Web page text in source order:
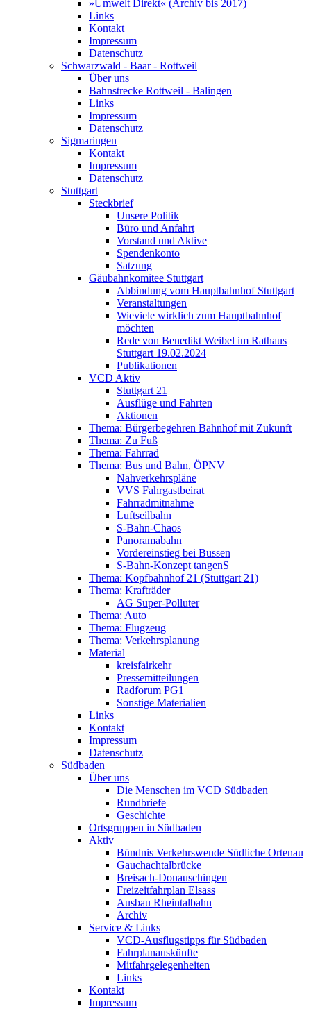
»Umwelt Direkt« (Archiv bis 2017)
Links
Kontakt
Impressum
Datenschutz
Schwarzwald - Baar - Rottweil
Über uns
Bahnstrecke Rottweil - Balingen
Links
Impressum
Datenschutz
Sigmaringen
Kontakt
Impressum
Datenschutz
Stuttgart
Steckbrief
Unsere Politik
Büro und Anfahrt
Vorstand und Aktive
Spendenkonto
Satzung
Gäubahnkomitee Stuttgart
Abbindung vom Hauptbahnhof Stuttgart
Veranstaltungen
Wieviele wirklich zum Hauptbahnhof
möchten
Rede von Benedikt Weibel im Rathaus
Stuttgart 19.02.2024
Publikationen
VCD Aktiv
Stuttgart 21
Ausflüge und Fahrten
Aktionen
Thema: Bürgerbegehren Bahnhof mit Zukunft
Thema: Zu Fuß
Thema: Fahrrad
Thema: Bus und Bahn, ÖPNV
Nahverkehrspläne
VVS Fahrgastbeirat
Fahrradmitnahme
Luftseilbahn
S-Bahn-Chaos
Panoramabahn
Vordereinstieg bei Bussen
S-Bahn-Konzept tangenS
Thema: Kopfbahnhof 21 (Stuttgart 21)
Thema: Krafträder
AG Super-Polluter
Thema: Auto
Thema: Flugzeug
Thema: Verkehrsplanung
Material
kreisfairkehr
Pressemitteilungen
Radforum PG1
Sonstige Materialien
Links
Kontakt
Impressum
Datenschutz
Südbaden
Über uns
Die Menschen im VCD Südbaden
Rundbriefe
Geschichte
Ortsgruppen in Südbaden
Aktiv
Bündnis Verkehrswende Südliche Ortenau
Gauchachtalbrücke
Breisach-Donauschingen
Freizeitfahrplan Elsass
Ausbau Rheintalbahn
Archiv
Service & Links
VCD-Ausflugstipps für Südbaden
Fahrplanauskünfte
Mitfahrgelegenheiten
Links
Kontakt
Impressum